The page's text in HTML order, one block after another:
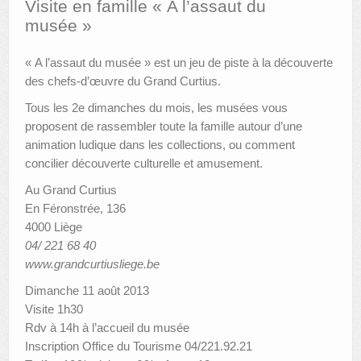
AUTRES LIEUX
ANIMATIONS DES MUSÉES
LES APPELS À PROJETS
LE PORTAIL DES COLLECTIONS
Visite en famille « A l’assaut du
musée »
« A l’assaut du musée » est un jeu de piste à la découverte
des chefs-d’œuvre du Grand Curtius.
Tous les 2e dimanches du mois, les musées vous
proposent de rassembler toute la famille autour d’une
animation ludique dans les collections, ou comment
concilier découverte culturelle et amusement.
Au Grand Curtius
En Féronstrée, 136
4000 Liège
04/ 221 68 40
www.grandcurtiusliege.be
Dimanche 11 août 2013
Visite 1h30
Rdv à 14h à l’accueil du musée
Inscription Office du Tourisme 04/221.92.21